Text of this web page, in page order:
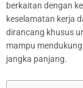
berkaitan dengan
keselamatan kerja
dirancang khusus
mampu
jangka panjang.